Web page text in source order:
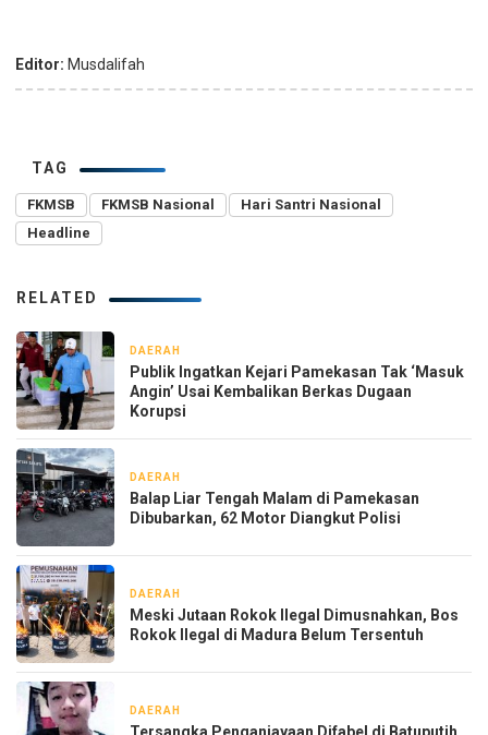
Editor: Musdalifah
TAG
FKMSB FKMSB Nasional
Hari Santri Nasional
Headline
RELATED
DAERAH
Publik Ingatkan Kejari Pamekasan Tak ‘Masuk
Angin’ Usai Kembalikan Berkas Dugaan
Korupsi
DAERAH
Balap Liar Tengah Malam di Pamekasan
Dibubarkan, 62 Motor Diangkut Polisi
DAERAH
Meski Jutaan Rokok Ilegal Dimusnahkan, Bos
Rokok Ilegal di Madura Belum Tersentuh
DAERAH